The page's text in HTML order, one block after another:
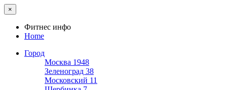
×
Фитнес инфо
Home
Город
Москва 1948
Зеленоград 38
Московский 11